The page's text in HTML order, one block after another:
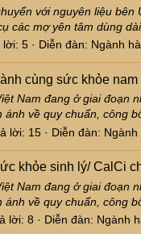
với nguyên liệu
các mợ yên tâm dùng
lời: 5 Diễn đàn: Ngành
cùng sức khỏe
Nam đang ở giai đoạn
về quy chuẩn, công
lời: 15 Diễn đàn: Ngành
khỏe sinh lý/ CalCi
Nam đang ở giai đoạn
về quy chuẩn, công
lời: 8 Diễn đàn: Ngành